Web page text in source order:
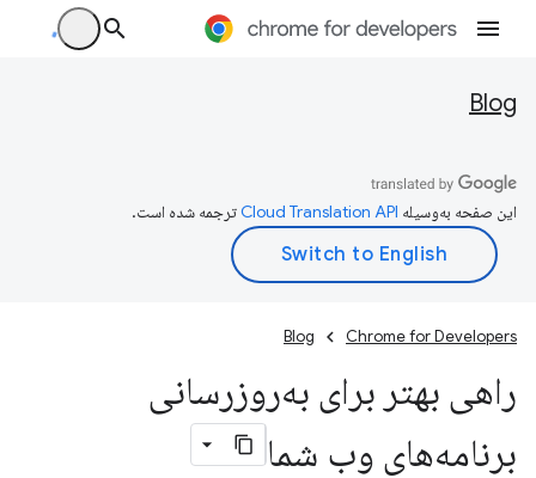
Blog
این صفحه به‌وسیله ترجمه شده است.
Chrome for Developers
Blog
راهی بهتر برای به‌روزرسانی
برنامه‌های وب شما